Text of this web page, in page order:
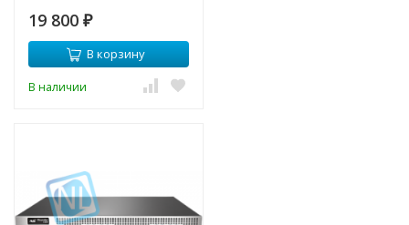
19 800 ₽
В корзину
В наличии